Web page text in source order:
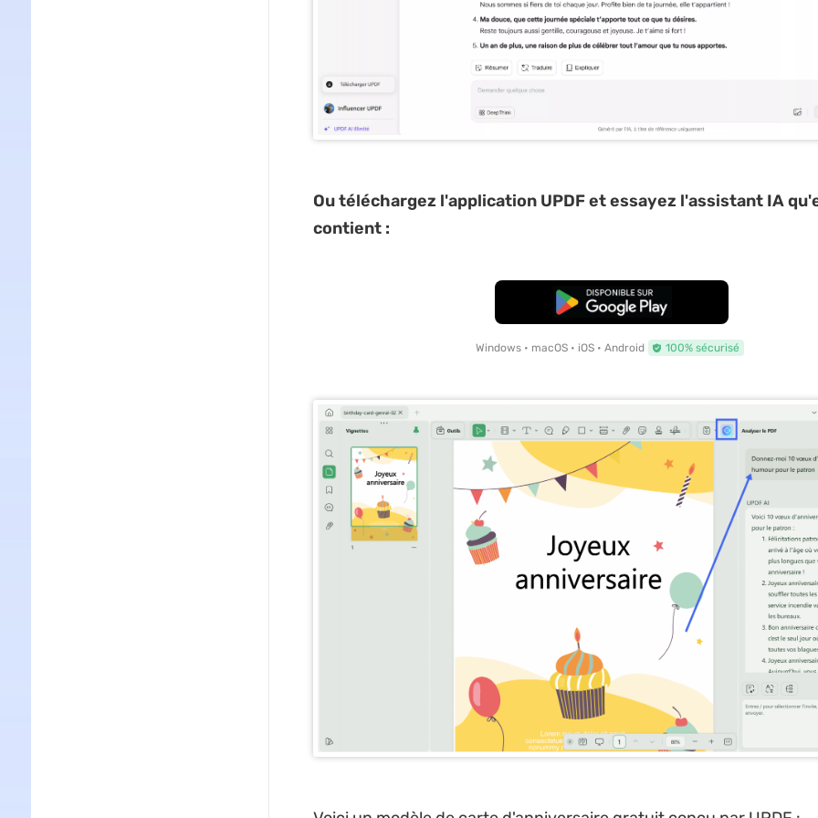
Ou téléchargez l'application UPDF et essayez l'assistant IA
contient :
TÉLÉCHARGER
Windows • macOS • iOS • Android 100% sécurisé